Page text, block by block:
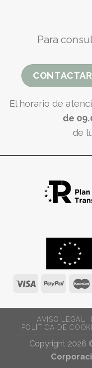
Para
CONTACTAR
El horario de
de
de
AVISO LEGAL
POLÍTICA DE
Copyright 2026